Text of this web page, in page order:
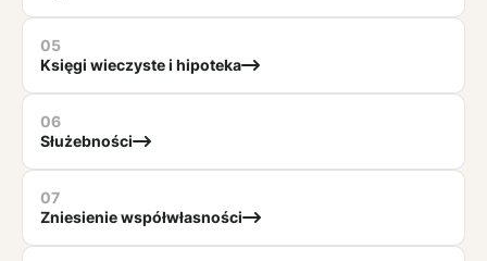
05
Księgi wieczyste i hipoteka
06
Służebności
07
Zniesienie współwłasności